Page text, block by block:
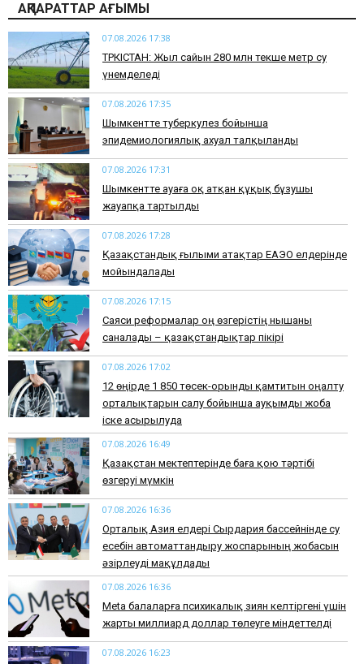
АҚПАРАТТАР АҒЫМЫ
07.08.2026 17:38
ТҮРКІСТАН: Жыл сайын 280 млн текше метр су
үнемделеді
07.08.2026 17:35
​Шымкентте туберкулез бойынша
эпидемиологиялық ахуал талқыланды
07.08.2026 17:31
Шымкентте ауаға оқ атқан құқық бұзушы
жауапқа тартылды
07.08.2026 17:28
Қазақстандық ғылыми атақтар ЕАЭО елдерінде
мойындалады
07.08.2026 17:15
Саяси реформалар оң өзгерістің нышаны
саналады – қазақстандықтар пікірі
07.08.2026 17:02
12 өңірде 1 850 төсек-орынды қамтитын оңалту
орталықтарын салу бойынша ауқымды жоба
іске асырылуда
07.08.2026 16:49
Қазақстан мектептерінде баға қою тәртібі
өзгеруі мүмкін
07.08.2026 16:36
Орталық Азия елдері Сырдария бассейнінде су
есебін автоматтандыру жоспарының жобасын
әзірлеуді мақұлдады
07.08.2026 16:36
Meta балаларға психикалық зиян келтіргені үшін
жарты миллиард доллар төлеуге міндеттелді
07.08.2026 16:23